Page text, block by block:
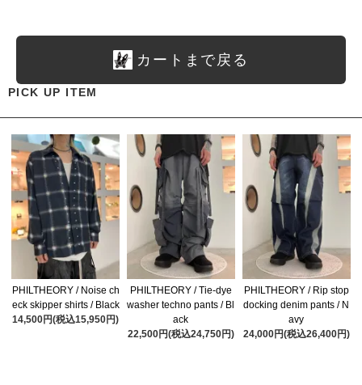
カートまで戻る
PICK UP ITEM
PHILTHEORY / Noise ch
eck skipper shirts / Black
14,500円(税込15,950円)
PHILTHEORY / Tie-dye
washer techno pants / Bl
ack
22,500円(税込24,750円)
PHILTHEORY / Rip stop
docking denim pants / N
avy
24,000円(税込26,400円)